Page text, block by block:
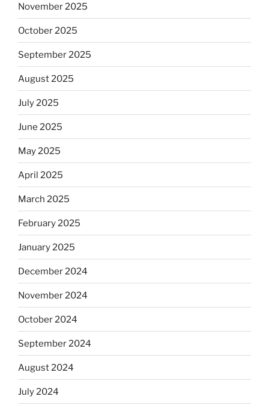
November 2025
October 2025
September 2025
August 2025
July 2025
June 2025
May 2025
April 2025
March 2025
February 2025
January 2025
December 2024
November 2024
October 2024
September 2024
August 2024
July 2024